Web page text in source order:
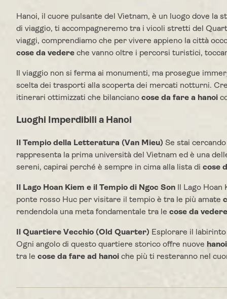
Hanoi, il cuore pulsante del Vietnam, è un luogo dove la
di viaggio, ti accompagneremo tra i vicoli stretti del
viaggi, comprendiamo che per vivere appieno la città
cose da vedere che vanno oltre i percorsi turistici,
Il viaggio non si ferma ai monumenti, ma prosegue
scelta dei trasporti alla scoperta dei mercati notturni.
itinerari ottimizzati che bilanciano cose da fare a hanoi
Luoghi Imperdibili a Hanoi
Il Tempio della Letteratura (Van Mieu) Se stai
rappresenta la prima università del Vietnam ed è una
sereni, capirai perché è sempre in cima alla lista di cose
Il Lago Hoan Kiem e il Tempio di Ngoc Son Il Lago
ponte rosso Huc per visitare il tempio è tra le più amate
rendendola una meta fondamentale tra le cose da
Il Quartiere Vecchio (Old Quarter) Esplorare il
Ogni angolo di questo quartiere storico offre nuove
tra le cose da fare ad hanoi che più ti resteranno nel